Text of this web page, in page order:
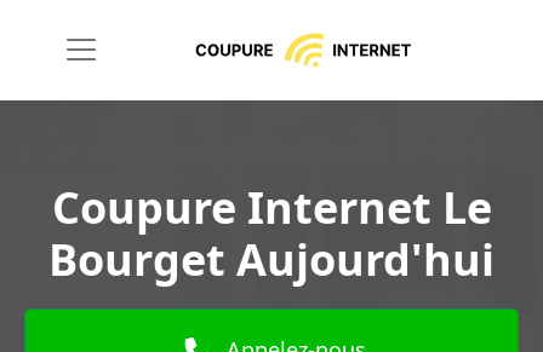
Coupure Internet Le
Bourget Aujourd'hui